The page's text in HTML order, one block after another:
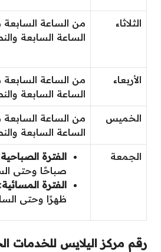
الثلاثاء
من الساعة
الساعة السابعة
الأربعاء
من الساعة
الساعة السابعة
الخميس
من الساعة
الساعة السابعة
الجمعة الفترة الصباحية
صباحًا وحتى الساعة
الفترة المسائية
ظهرًا وحتى الساعة 6:30
رقم مركز اليلايس للخدمات